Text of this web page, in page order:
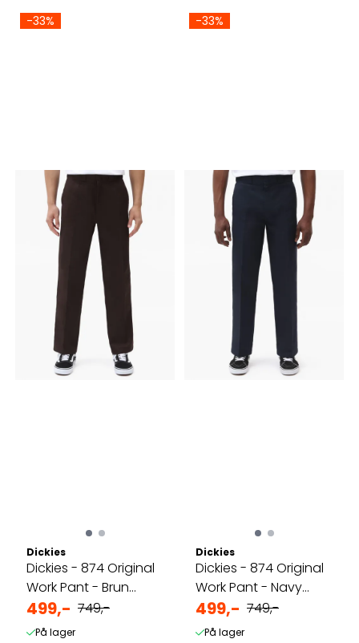
-33%
Dickies
Dickies - 874 Original
Work Pant - Brun
Bukse
499,- 749,-
På lager
-33%
Dickies
Dickies - 874 Original
Work Pant - Navy
Bukse
499,- 749,-
På lager